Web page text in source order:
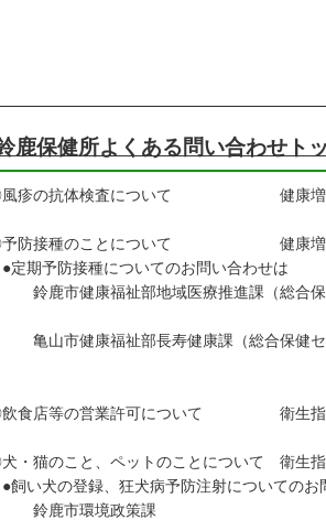
鹿保健所よくある問い合わせト
疹の抗体検査について 健康増進
防接種のことについて 健康増進
予防接種についてのお問い合わせは
市健康福祉部地域医療推進課（総合保
話 059-
市健康福祉部長寿健康課（総合保健セン
話 0595-
食店等の営業許可について 衛生指
・猫のこと、ペットのことについて 衛生
犬の登録、狂犬病予防注射についてのお
鹿市環境政策課 電話